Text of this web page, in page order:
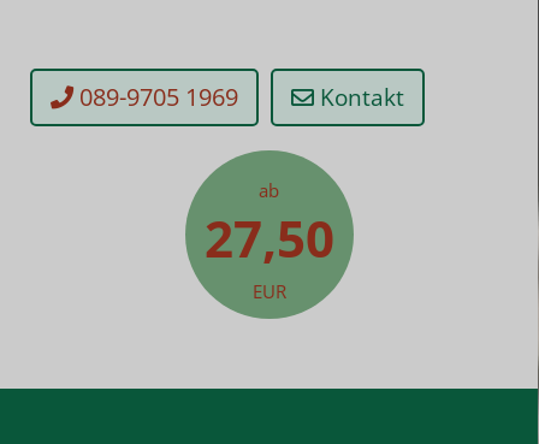
089-9705 1969 Kontakt
ab
27,50
EUR